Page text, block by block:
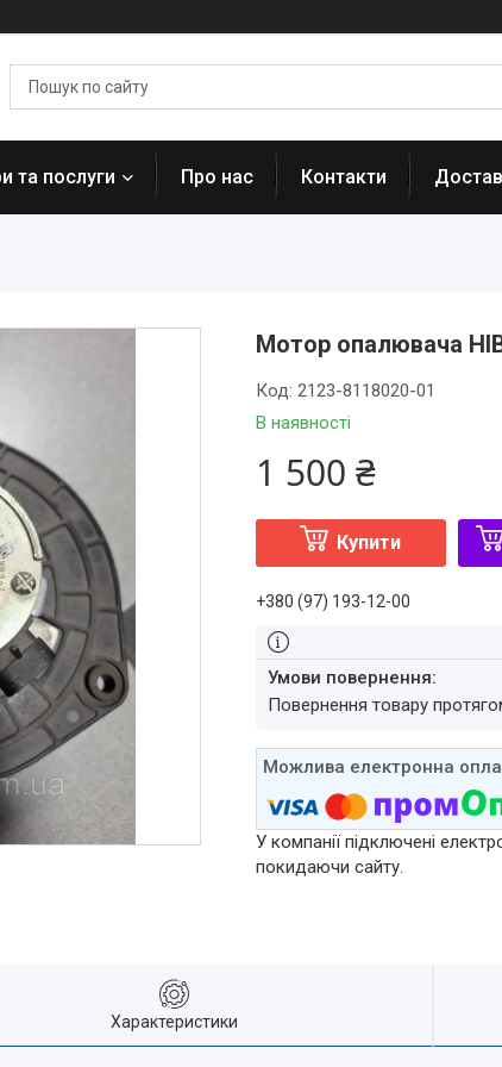
та послуги Про нас Контакти
Мотор опалювача
В наявності
Код: 2123-8118020-01
1 500 ₴
Купити
+380 (97) 193-12-00
повернення товару
У компанії підключені
покидаючи сайту.
Характеристики